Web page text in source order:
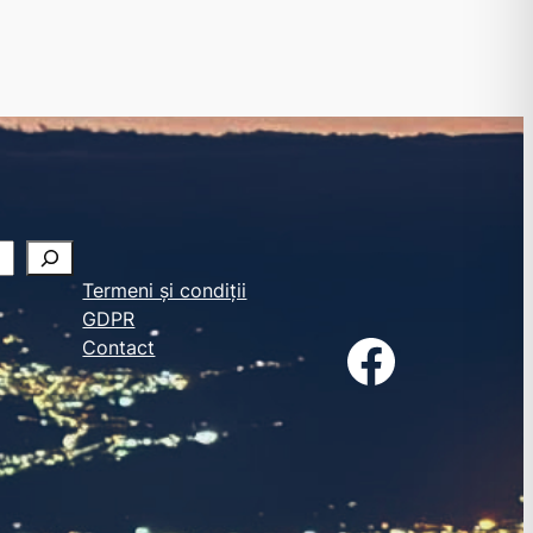
Termeni și condiții
GDPR
Contact
Facebook